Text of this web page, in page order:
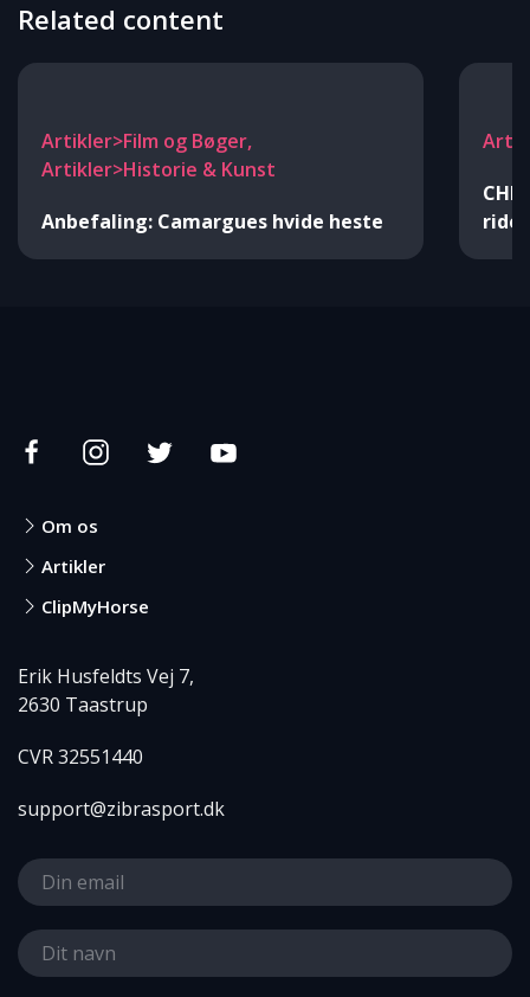
Related content
Artikler>Film og Bøger,
Artikler>Historie & Kunst
Anbefaling: Camargues hvide heste
Om os
Artikler
ClipMyHorse
Erik Husfeldts Vej 7,
2630 Taastrup
CVR 32551440
support@zibrasport.dk